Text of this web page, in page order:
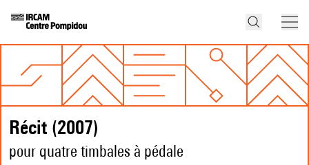
Récit (2007)
pour quatre timbales à pédale